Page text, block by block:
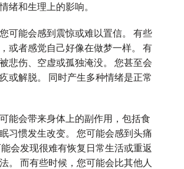
绪和生理上的影响。
可能会感到震惊或难以置信。 有些
或者感觉自己好像在做梦一样。 有
悲伤、空虚或孤独淹没。 您甚至会
或解脱。 同时产生多种情绪是正常
能会带来身体上的副作用，包括食
习惯发生改变。 您可能会感到头痛
会发现很难有恢复日常生活或重返
。 而有些时候，您可能会比其他人